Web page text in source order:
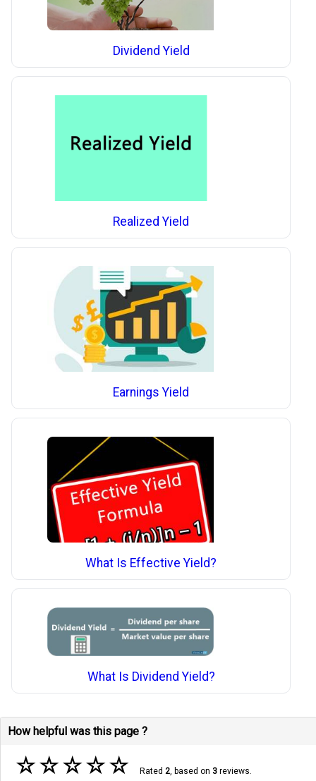
Dividend Yield
Realized Yield
Earnings Yield
What Is Effective Yield?
What Is Dividend Yield?
How helpful was this page ?
☆☆☆☆☆ Rated 2, based on 3reviews.